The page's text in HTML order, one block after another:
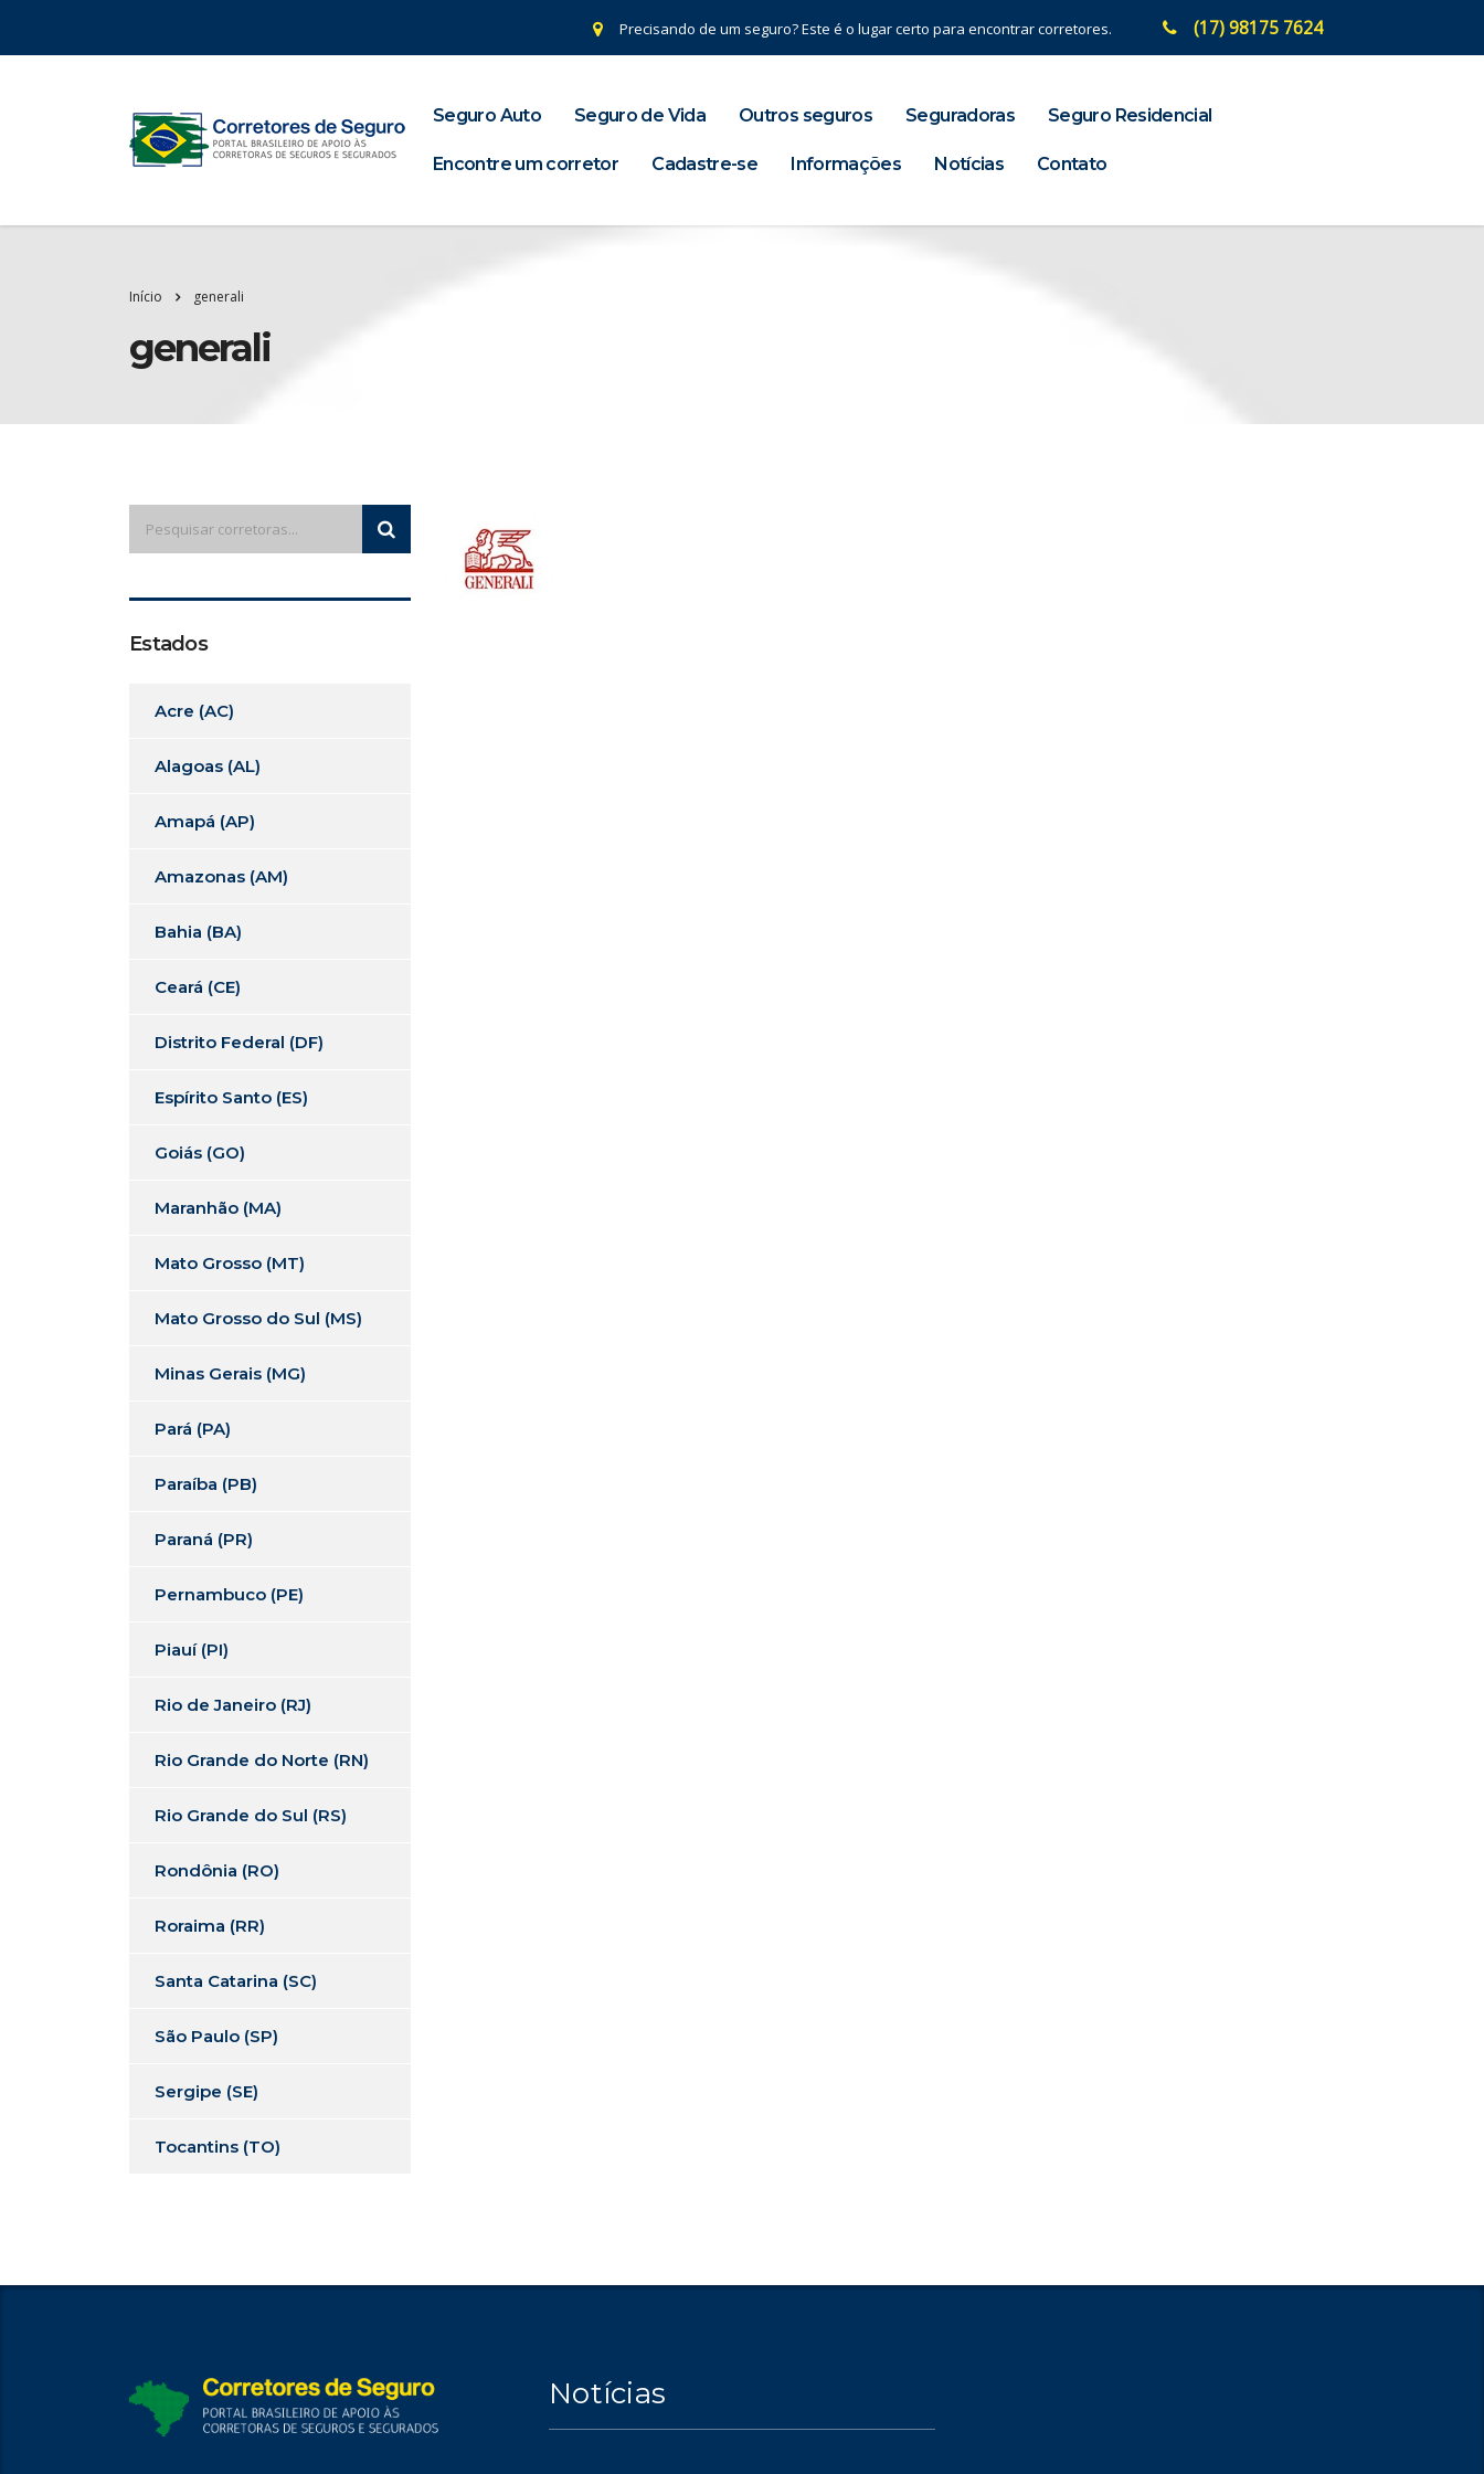
Precisando de um seguro? Este é o lugar certo para encontrar corretores. (17) 98175 7624
Seguro Auto Seguro de Vida Outros seguros Seguradoras Seguro Residencial
Encontre um corretor Cadastre-se Informações Notícias Contato
Início generali
generali
Estados
Acre (AC)
Alagoas (AL)
Amapá (AP)
Amazonas (AM)
Bahia (BA)
Ceará (CE)
Distrito Federal (DF)
Espírito Santo (ES)
Goiás (GO)
Maranhão (MA)
Mato Grosso (MT)
Mato Grosso do Sul (MS)
Minas Gerais (MG)
Pará (PA)
Paraíba (PB)
Paraná (PR)
Pernambuco (PE)
Piauí (PI)
Rio de Janeiro (RJ)
Rio Grande do Norte (RN)
Rio Grande do Sul (RS)
Rondônia (RO)
Roraima (RR)
Santa Catarina (SC)
São Paulo (SP)
Sergipe (SE)
Tocantins (TO)
Notícias